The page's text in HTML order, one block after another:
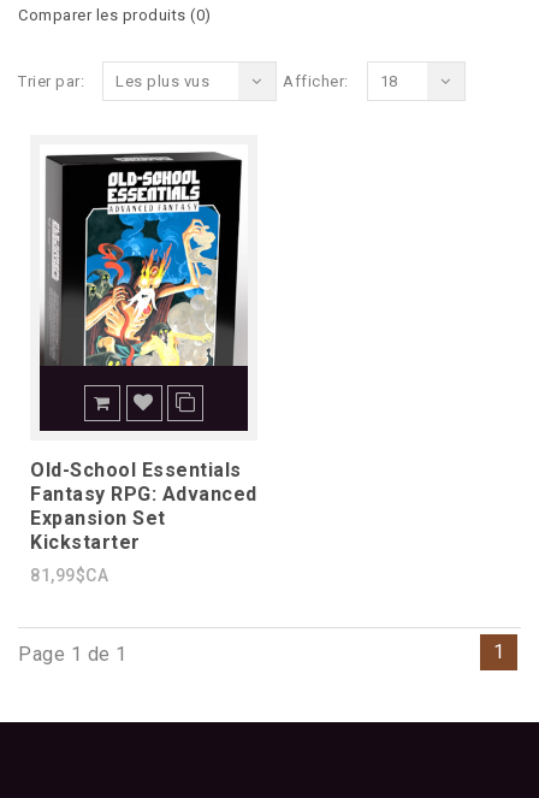
Comparer les produits (0)
Trier par: Les plus vus Afficher: 18
Old-School Essentials
Fantasy RPG: Advanced
Expansion Set
Kickstarter
81,99$CA
Page 1 de 1 1